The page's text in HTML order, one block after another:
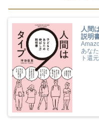
人間
説明
あな
ト還